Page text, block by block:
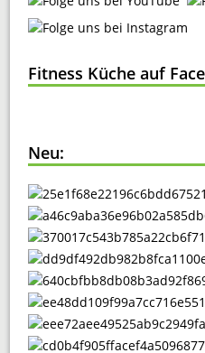
Fitness Küche auf
Neu: